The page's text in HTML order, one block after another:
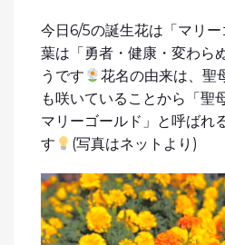
今日6/5の誕生花は「マリ
葉は「勇者・健康・変わら
うです
花名の由来は、聖
も咲いていることから「聖
マリーゴールド」と呼ばれ
す
(写真はネットより)